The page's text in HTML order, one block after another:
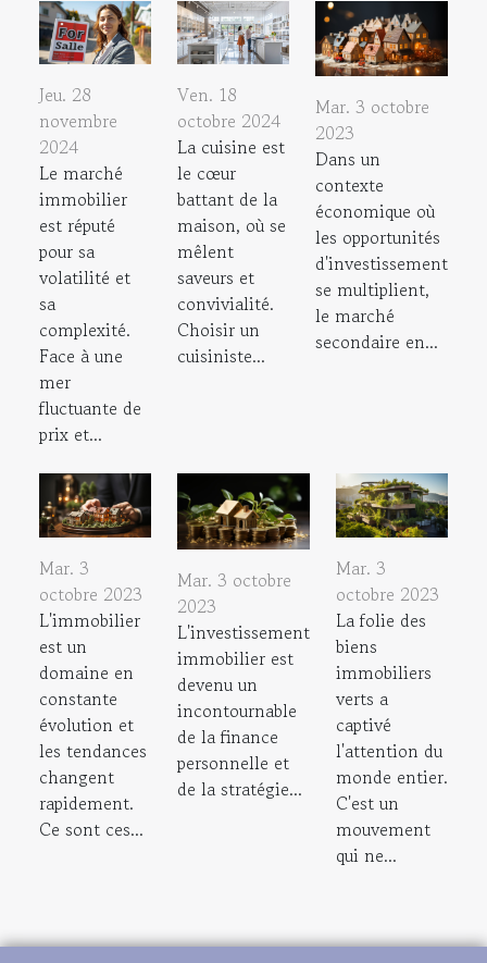
Jeu. 28
novembre
2024
Le marché
immobilier
est réputé
pour sa
volatilité et
sa
complexité.
Face à une
mer
fluctuante de
prix et...
Ven. 18
octobre 2024
La cuisine est
le cœur
battant de la
maison, où se
mêlent
saveurs et
convivialité.
Choisir un
cuisiniste...
Mar. 3 octobre
2023
Dans un
contexte
économique où
les opportunités
d'investissement
se multiplient,
le marché
secondaire en...
Mar. 3
octobre 2023
L'immobilier
est un
domaine en
constante
évolution et
les tendances
changent
rapidement.
Ce sont ces...
Mar. 3 octobre
2023
L'investissement
immobilier est
devenu un
incontournable
de la finance
personnelle et
de la stratégie...
Mar. 3
octobre 2023
La folie des
biens
immobiliers
verts a
captivé
l'attention du
monde entier.
C'est un
mouvement
qui ne...